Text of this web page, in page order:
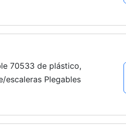
70533 de plástico,
escaleras Plegables